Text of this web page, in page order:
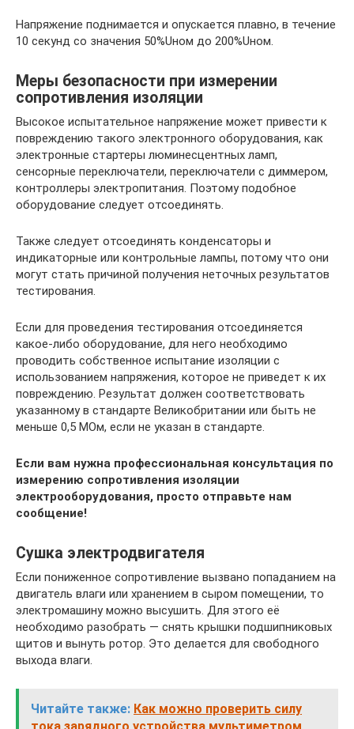
Напряжение поднимается и опускается плавно, в течение
10 секунд со значения 50%Uном до 200%Uном.
Меры безопасности при измерении
сопротивления изоляции
Высокое испытательное напряжение может привести к
повреждению такого электронного оборудования, как
электронные стартеры люминесцентных ламп,
сенсорные переключатели, переключатели с диммером,
контроллеры электропитания. Поэтому подобное
оборудование следует отсоединять.
Также следует отсоединять конденсаторы и
индикаторные или контрольные лампы, потому что они
могут стать причиной получения неточных результатов
тестирования.
Если для проведения тестирования отсоединяется
какое-либо оборудование, для него необходимо
проводить собственное испытание изоляции с
использованием напряжения, которое не приведет к их
повреждению. Результат должен соответствовать
указанному в стандарте Великобритании или быть не
меньше 0,5 МОм, если не указан в стандарте.
Если вам нужна профессиональная консультация по
измерению сопротивления изоляции
электрооборудования, просто отправьте нам
сообщение!
Сушка электродвигателя
Если пониженное сопротивление вызвано попаданием на
двигатель влаги или хранением в сыром помещении, то
электромашину можно высушить. Для этого её
необходимо разобрать — снять крышки подшипниковых
щитов и вынуть ротор. Это делается для свободного
выхода влаги.
Читайте также: Как можно проверить силу